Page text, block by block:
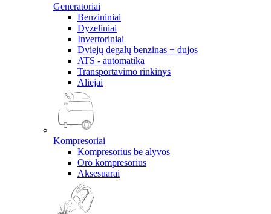
Generatoriai
Benzininiai
Dyzeliniai
Invertoriniai
Dviejų degalų benzinas + dujos
ATS - automatika
Transportavimo rinkinys
Aliejai
Kompresoriai
Kompresorius be alyvos
Oro kompresorius
Aksesuarai